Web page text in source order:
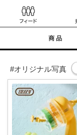
商品
#オリジナル写真